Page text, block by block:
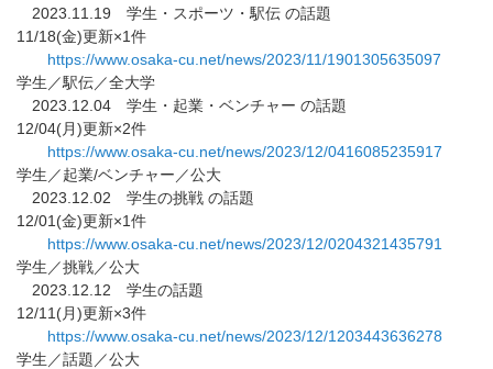
2023.11.19 学生・スポーツ・駅伝 の話題
11/18(金)更新×1件
https://www.osaka-cu.net/news/2023/11/1901305635097
学生／駅伝／全大学
2023.12.04 学生・起業・ベンチャー の話題
12/04(月)更新×2件
https://www.osaka-cu.net/news/2023/12/0416085235917
学生／起業/ベンチャー／公大
2023.12.02 学生の挑戦 の話題
12/01(金)更新×1件
https://www.osaka-cu.net/news/2023/12/0204321435791
学生／挑戦／公大
2023.12.12 学生の話題
12/11(月)更新×3件
https://www.osaka-cu.net/news/2023/12/1203443636278
学生／話題／公大